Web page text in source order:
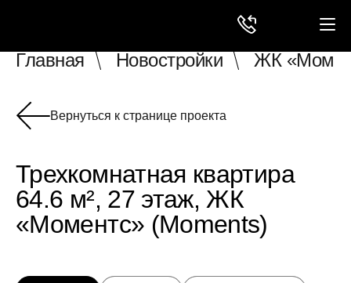
Главная Новостройки ЖК
Вернуться к странице проекта
Трехкомнатная квартира
64.6 м², 27 этаж, ЖК
«Моментс» (Moments)